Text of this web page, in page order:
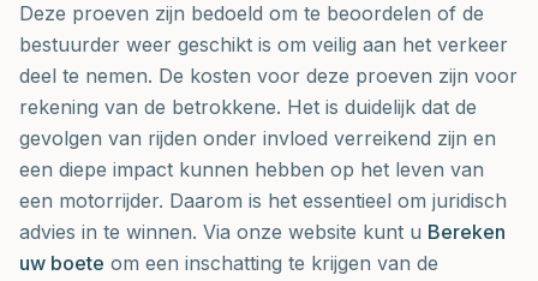
Deze proeven zijn bedoeld om te beoordelen of de
bestuurder weer geschikt is om veilig aan het verkeer
deel te nemen. De kosten voor deze proeven zijn voor
rekening van de betrokkene. Het is duidelijk dat de
gevolgen van rijden onder invloed verreikend zijn en
een diepe impact kunnen hebben op het leven van
een motorrijder. Daarom is het essentieel om juridisch
advies in te winnen. Via onze website kunt u Bereken
uw boete om een inschatting te krijgen van de